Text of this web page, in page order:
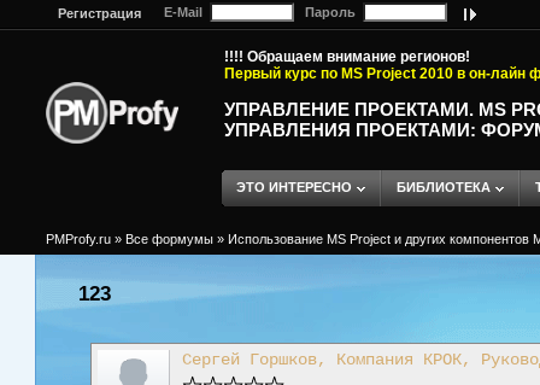
Регистрация E-Mail Пароль
!!!! Обращаем внимание регионов!
Первый курс по MS Project 2010 в он-лайн
УПРАВЛЕНИЕ ПРОЕКТАМИ. MS
УПРАВЛЕНИЯ ПРОЕКТАМИ:
ЭТО ИНТЕРЕСНО БИБЛИОТЕКА
PMProfy.ru » Все формумы » Использование MS Project и других компонентов
123
Сергей Горшков, Компания КРОК,